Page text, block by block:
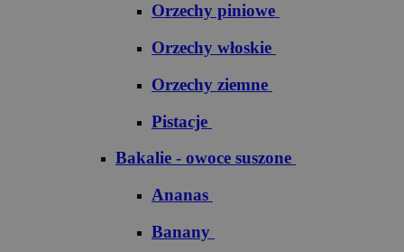
Orzechy piniowe
Orzechy włoskie
Orzechy ziemne
Pistacje
Bakalie - owoce suszone
Ananas
Banany